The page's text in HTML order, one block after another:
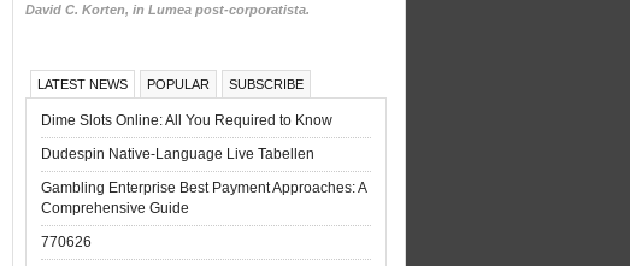
David C. Korten, in Lumea post-corporatista.
LATEST NEWS POPULAR SUBSCRIBE
Dime Slots Online: All You Required to Know
Dudespin Native-Language Live Tabellen
Gambling Enterprise Best Payment Approaches: A
Comprehensive Guide
770626